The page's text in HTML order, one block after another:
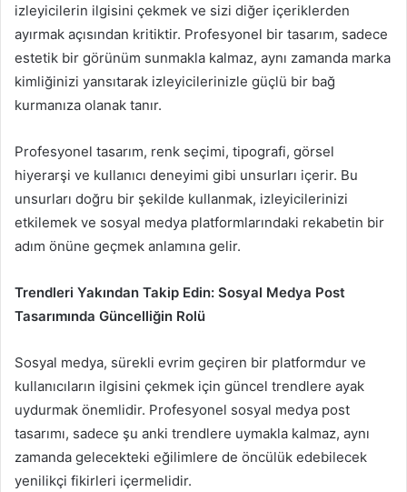
izleyicilerin ilgisini çekmek ve sizi diğer içeriklerden
ayırmak açısından kritiktir. Profesyonel bir tasarım, sadece
estetik bir görünüm sunmakla kalmaz, aynı zamanda marka
kimliğinizi yansıtarak izleyicilerinizle güçlü bir bağ
kurmanıza olanak tanır.
Profesyonel tasarım, renk seçimi, tipografi, görsel
hiyerarşi ve kullanıcı deneyimi gibi unsurları içerir. Bu
unsurları doğru bir şekilde kullanmak, izleyicilerinizi
etkilemek ve sosyal medya platformlarındaki rekabetin bir
adım önüne geçmek anlamına gelir.
Trendleri Yakından Takip Edin: Sosyal Medya Post
Tasarımında Güncelliğin Rolü
Sosyal medya, sürekli evrim geçiren bir platformdur ve
kullanıcıların ilgisini çekmek için güncel trendlere ayak
uydurmak önemlidir. Profesyonel sosyal medya post
tasarımı, sadece şu anki trendlere uymakla kalmaz, aynı
zamanda gelecekteki eğilimlere de öncülük edebilecek
yenilikçi fikirleri içermelidir.